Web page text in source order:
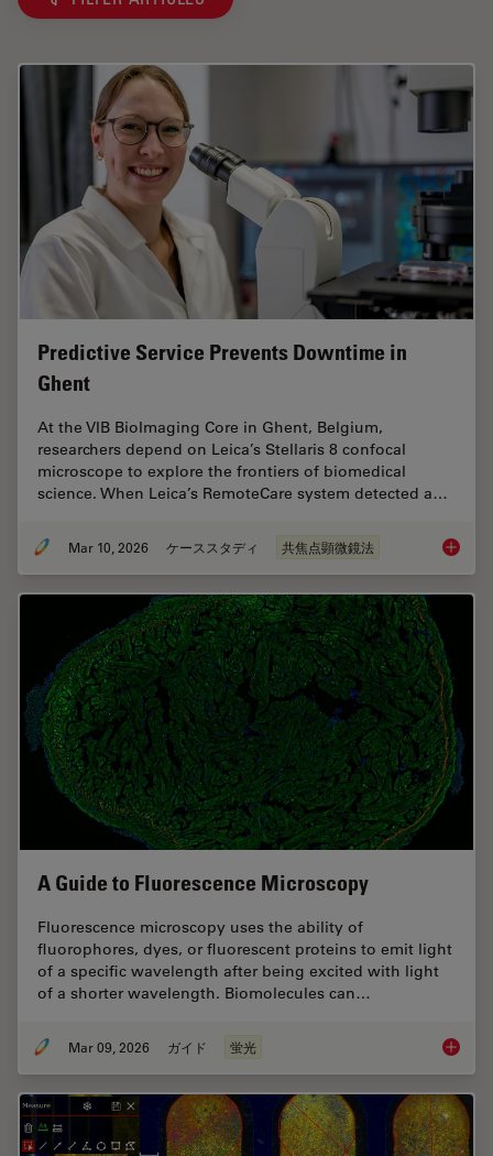
Predictive Service Prevents Downtime in
Ghent
At the VIB BioImaging Core in Ghent, Belgium,
researchers depend on Leica’s Stellaris 8 confocal
microscope to explore the frontiers of biomedical
science. When Leica’s RemoteCare system detected a…
Mar 10, 2026 ケーススタディ 共焦点顕微鏡法
A Guide to Fluorescence Microscopy
Fluorescence microscopy uses the ability of
fluorophores, dyes, or fluorescent proteins to emit light
of a specific wavelength after being excited with light
of a shorter wavelength. Biomolecules can…
Mar 09, 2026 ガイド 蛍光 A